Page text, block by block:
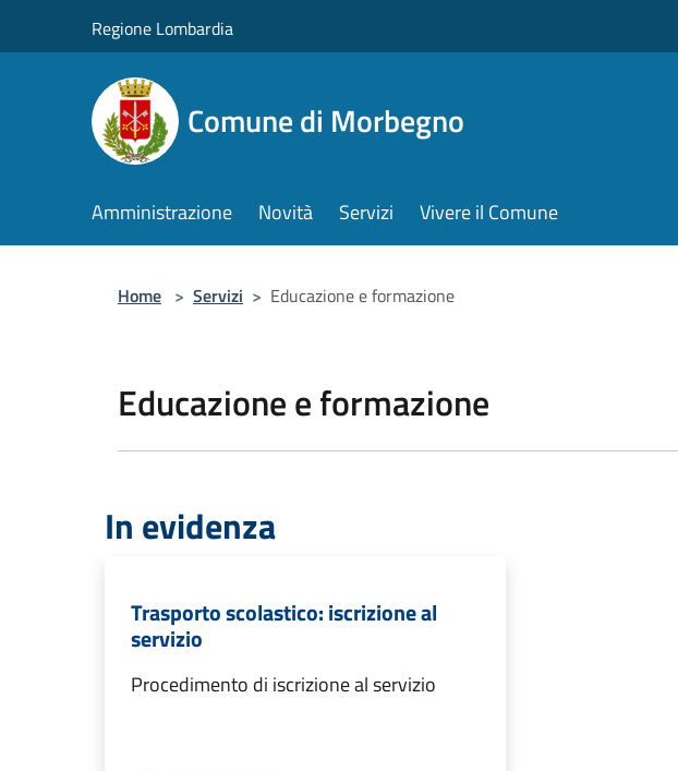
Regione Lombardia
Comune di Morbegno
Amministrazione Novità Servizi Vivere il Comune
Home > Servizi > Educazione e formazione
Educazione e formazione
In evidenza
Trasporto scolastico: iscrizione al
servizio
Procedimento di iscrizione al servizio